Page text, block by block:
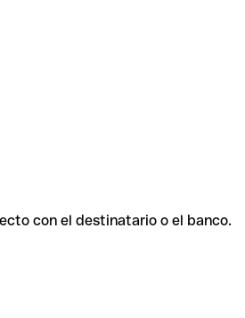
con el destinatario o el banco.